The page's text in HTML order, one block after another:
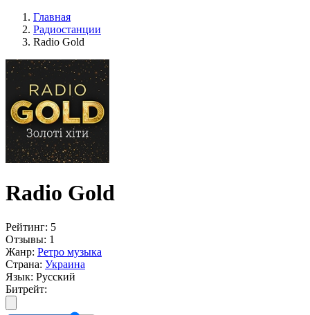
Главная
Радиостанции
Radio Gold
Radio Gold
Рейтинг: 5
Отзывы: 1
Жанр: Ретро музыка
Страна: Украина
Язык: Русский
Битрейт: